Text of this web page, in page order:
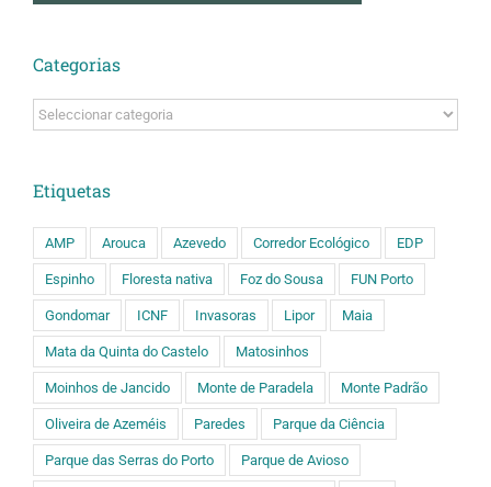
Categorias
Categorias
Etiquetas
AMP Arouca Azevedo Corredor Ecológico EDP
Espinho Floresta nativa Foz do Sousa FUN Porto
Gondomar ICNF Invasoras Lipor Maia
Mata da Quinta do Castelo Matosinhos
Moinhos de Jancido Monte de Paradela Monte Padrão
Oliveira de Azeméis Paredes Parque da Ciência
Parque das Serras do Porto Parque de Avioso